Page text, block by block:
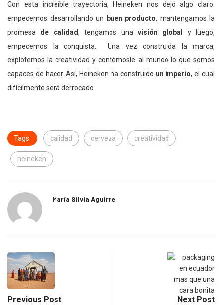
Con esta increíble trayectoria, Heineken nos dejó algo claro:
empecemos desarrollando un
buen producto, mantengamos la
promesa de calidad, tengamos una visión global
y luego,
empecemos la conquista. Una vez construida la marca,
explotemos la creatividad y contémosle al mundo lo que somos
capaces de hacer. Así, Heineken ha construido un imperio, el cual
difícilmente será derrocado.
Tags: calidad cerveza creatividad
heineken
María Silvia Aguirre
Previous Post Next Post